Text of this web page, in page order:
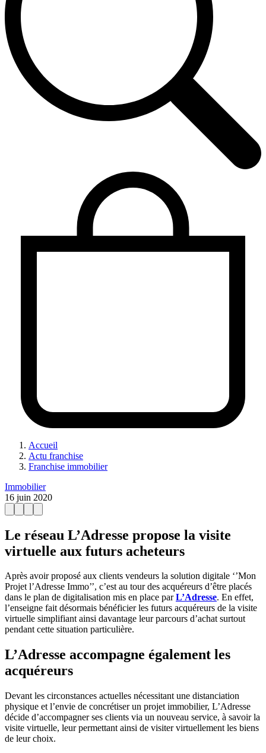
Accueil
Actu franchise
Franchise immobilier
Immobilier
16 juin 2020
Le réseau L’Adresse propose la visite
virtuelle aux futurs acheteurs
Après avoir proposé aux clients vendeurs la solution digitale ‘’Mon
Projet l’Adresse Immo’’, c’est au tour des acquéreurs d’être placés
dans le plan de digitalisation mis en place parL’Adresse. En effet,
l’enseigne fait désormais bénéficier les futurs acquéreurs de la visite
virtuelle simplifiant ainsi davantage leur parcours d’achat surtout
pendant cette situation particulière.
L’Adresse accompagne également les
acquéreurs
Devant les circonstances actuelles nécessitant une distanciation
physique et l’envie de concrétiser un projet immobilier, L’Adresse
décide d’accompagner ses clients via un nouveau service, à savoir la
visite virtuelle, leur permettant ainsi de visiter virtuellement les biens
de leur choix.